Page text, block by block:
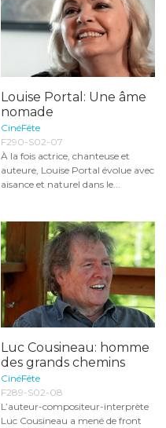
Louise Portal: Une âme
nomade
CinéFête
F290-S02-07
À la fois actrice, chanteuse et
auteure, Louise Portal évolue avec
aisance et naturel dans le...
Luc Cousineau: homme
des grands chemins
CinéFête
F289-S02-08
L’auteur-compositeur-interprète
Luc Cousineau a mené de front